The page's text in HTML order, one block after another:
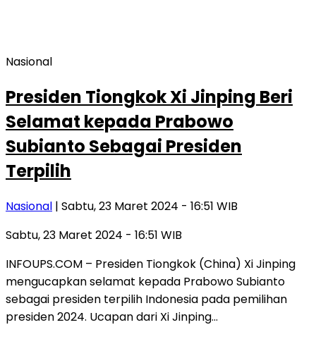
Nasional
Presiden Tiongkok Xi Jinping Beri
Selamat kepada Prabowo
Subianto Sebagai Presiden
Terpilih
Nasional | Sabtu, 23 Maret 2024 - 16:51 WIB
Sabtu, 23 Maret 2024 - 16:51 WIB
INFOUPS.COM – Presiden Tiongkok (China) Xi Jinping
mengucapkan selamat kepada Prabowo Subianto
sebagai presiden terpilih Indonesia pada pemilihan
presiden 2024. Ucapan dari Xi Jinping…